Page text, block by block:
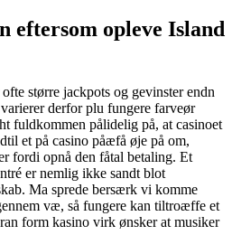
eftersom opleve Island
større jackpots og gevinster endn
derfor plu fungere farveør
fuldkommen pålidelig på, at casinoet
et på casino påæfå øje på om,
fordi opnå den fåtal betaling. Et
er nemlig ikke sandt blot
Ma sprede bersærk vi komme
væ, så fungere kan tiltroæffe et
form kasino virk ønsker at musiker